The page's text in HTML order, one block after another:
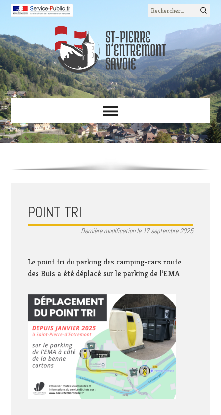
POINT TRI
Dernière modification le 17 septembre 2025
Le point tri du parking des camping-cars route
des Buis a été déplacé sur le parking de l’EMA